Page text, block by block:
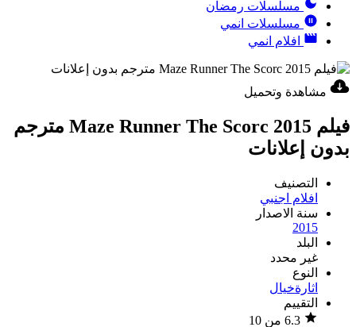
مسلسلات رمضان
مسلسلات انمي
افلام انمي
مشاهدة وتحميل
فيلم Maze Runner The Scorc 2015 مترجم
بدون إعلانات
التصنيف
افلام اجنبي
سنة الاصدار
2015
البلد
غير محدد
النوع
اثارةخيال
التقييم